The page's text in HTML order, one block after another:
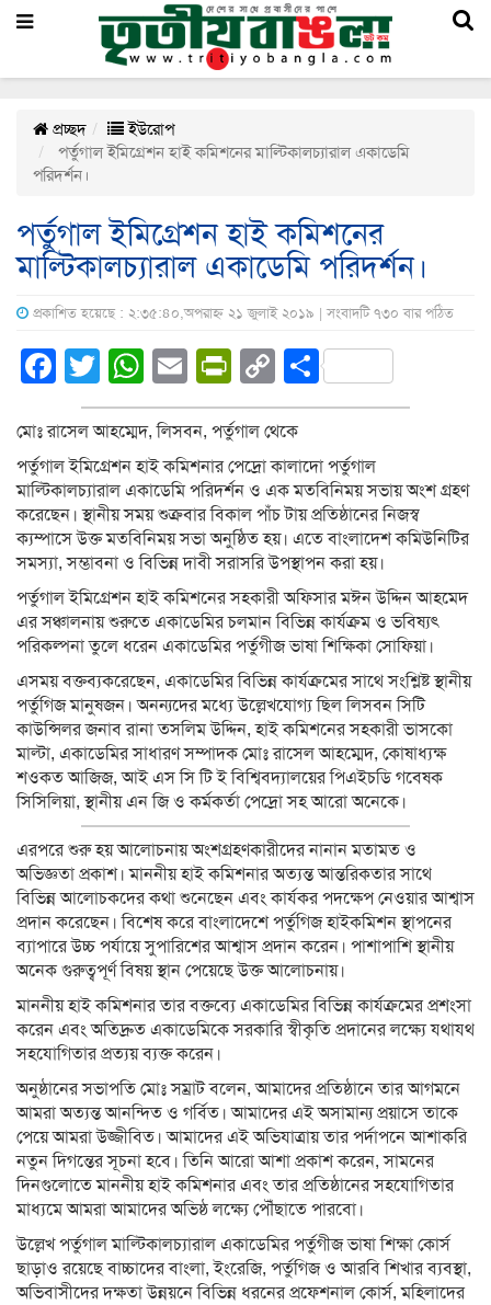
প্রচ্ছদ
ইউরোপ
পর্তুগাল ইমিগ্রেশন হাই কমিশনের মাল্টিকালচ্যারাল একাডেমি
পরিদর্শন।
পর্তুগাল ইমিগ্রেশন হাই কমিশনের
মাল্টিকালচ্যারাল একাডেমি পরিদর্শন।
প্রকাশিত হয়েছে : ২:৩৫:৪০,অপরাহ্ন ২১ জুলাই ২০১৯ | সংবাদটি ৭৩০ বার পঠিত
Facebook
Twitter
WhatsApp
EmailPrintFriendly
Copy
Link
Share
মোঃ রাসেল আহম্মেদ, লিসবন, পর্তুগাল থেকে
পর্তুগাল ইমিগ্রেশন হাই কমিশনার পেদ্রো কালাদো পর্তুগাল
মাল্টিকালচ্যারাল একাডেমি পরিদর্শন ও এক মতবিনিময় সভায় অংশ গ্রহণ
করেছেন। স্থানীয় সময় শুক্রবার বিকাল পাঁচ টায় প্রতিষ্ঠানের নিজস্ব
ক্যম্পাসে উক্ত মতবিনিময় সভা অনুষ্ঠিত হয়। এতে বাংলাদেশ কমিউনিটির
সমস্যা, সম্ভাবনা ও বিভিন্ন দাবী সরাসরি উপস্থাপন করা হয়।
পর্তুগাল ইমিগ্রেশন হাই কমিশনের সহকারী অফিসার মঈন উদ্দিন আহমেদ
এর সঞ্চালনায় শুরুতে একাডেমির চলমান বিভিন্ন কার্যক্রম ও ভবিষ্যৎ
পরিকল্পনা তুলে ধরেন একাডেমির পর্তুগীজ ভাষা শিক্ষিকা সোফিয়া।
এসময় বক্তব্যকরেছেন, একাডেমির বিভিন্ন কার্যক্রমের সাথে সংশ্লিষ্ট স্থানীয়
পর্তুগিজ মানুষজন। অনন্যদের মধ্যে উল্লেখযোগ্য ছিল লিসবন সিটি
কাউন্সিলর জনাব রানা তসলিম উদ্দিন, হাই কমিশনের সহকারী ভাসকো
মাল্টা, একাডেমির সাধারণ সম্পাদক মোঃ রাসেল আহম্মেদ, কোষাধ্যক্ষ
শওকত আজিজ, আই এস সি টি ই বিশ্বিবদ্যালয়ের পিএইচডি গবেষক
সিসিলিয়া, স্থানীয় এন জি ও কর্মকর্তা পেদ্রো সহ আরো অনেকে।
এরপরে শুরু হয় আলোচনায় অংশগ্রহণকারীদের নানান মতামত ও
অভিজ্ঞতা প্রকাশ। মাননীয় হাই কমিশনার অত্যন্ত আন্তরিকতার সাথে
বিভিন্ন আলোচকদের কথা শুনেছেন এবং কার্যকর পদক্ষেপ নেওয়ার আশ্বাস
প্রদান করেছেন। বিশেষ করে বাংলাদেশে পর্তুগিজ হাইকমিশন স্থাপনের
ব্যাপারে উচ্চ পর্যায়ে সুপারিশের আশ্বাস প্রদান করেন। পাশাপাশি স্থানীয়
অনেক গুরুত্বপূর্ণ বিষয় স্থান পেয়েছে উক্ত আলোচনায়।
মাননীয় হাই কমিশনার তার বক্তব্যে একাডেমির বিভিন্ন কার্যক্রমের প্রশংসা
করেন এবং অতিদ্রুত একাডেমিকে সরকারি স্বীকৃতি প্রদানের লক্ষ্যে যথাযথ
সহযোগিতার প্রত্যয় ব্যক্ত করেন।
অনুষ্ঠানের সভাপতি মোঃ সম্রাট বলেন, আমাদের প্রতিষ্ঠানে তার আগমনে
আমরা অত্যন্ত আনন্দিত ও গর্বিত। আমাদের এই অসামান্য প্রয়াসে তাকে
পেয়ে আমরা উজ্জীবিত। আমাদের এই অভিযাত্রায় তার পর্দাপনে আশাকরি
নতুন দিগন্তের সূচনা হবে। তিনি আরো আশা প্রকাশ করেন, সামনের
দিনগুলোতে মাননীয় হাই কমিশনার এবং তার প্রতিষ্ঠানের সহযোগিতার
মাধ্যমে আমরা আমাদের অভিষ্ঠ লক্ষ্যে পৌঁছাতে পারবো।
উল্লেখ পর্তুগাল মাল্টিকালচ্যারাল একাডেমির পর্তুগীজ ভাষা শিক্ষা কোর্স
ছাড়াও রয়েছে বাচ্চাদের বাংলা, ইংরেজি, পর্তুগিজ ও আরবি শিখার ব্যবস্থা,
অভিবাসীদের দক্ষতা উন্নয়নে বিভিন্ন ধরনের প্রফেশনাল কোর্স, মহিলাদের